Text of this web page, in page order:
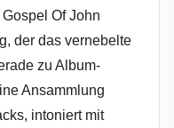
Of John
der das vernebelte
zu Album-
Ansammlung
intoniert mit